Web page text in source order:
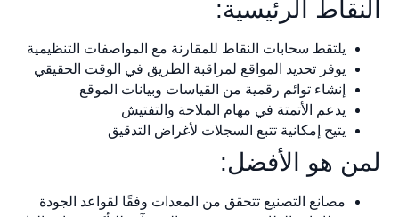
النقاط الرئيسية:
يلتقط سحابات النقاط للمقارنة مع المواصفات التنظيمية
يوفر تحديد المواقع لمراقبة الطريق في الوقت الحقيقي
إنشاء توائم رقمية من القياسات وبيانات الموقع
يدعم الأتمتة في مهام الملاحة والتفتيش
يتيح إمكانية تتبع السجلات لأغراض التدقيق
لمن هو الأفضل:
مصانع التصنيع تتحقق من المعدات وفقًا لقواعد الجودة